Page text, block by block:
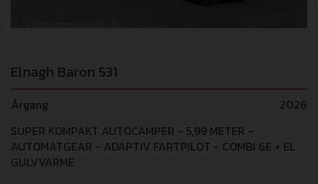
Elnagh Baron 531
Årgang
2026
SUPER KOMPAKT AUTOCAMPER - 5,99 METER -
AUTOMATGEAR - ADAPTIV FARTPILOT - COMBI 6E + EL
GULVVARME